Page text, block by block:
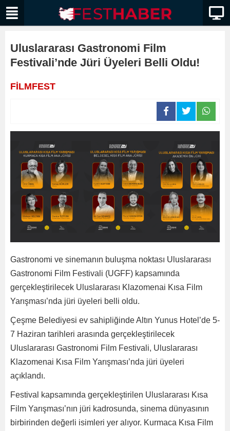
Uluslararası Gastronomi Film
Festivali’nde Jüri Üyeleri Belli Oldu!
FİLMFEST
Gastronomi ve sinemanın buluşma noktası Uluslararası
Gastronomi Film Festivali (UGFF) kapsamında
gerçekleştirilecek Uluslararası Klazomenai Kısa Film
Yarışması’nda jüri üyeleri belli oldu.
Çeşme Belediyesi ev sahipliğinde Altın Yunus Hotel’de 5-
7 Haziran tarihleri arasında gerçekleştirilecek
Uluslararası Gastronomi Film Festivali, Uluslararası
Klazomenai Kısa Film Yarışması’nda jüri üyeleri
açıklandı.
Festival kapsamında gerçekleştirilen Uluslararası Kısa
Film Yarışması’nın jüri kadrosunda, sinema dünyasının
birbirinden değerli isimleri yer alıyor. Kurmaca Kısa Film